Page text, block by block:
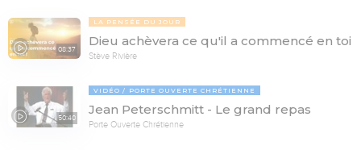
08:37
LA PENSÉE DU JOUR
Dieu achèvera ce qu'il a commencé en toi
Stève Rivière
50:40
VIDÉO PORTE OUVERTE CHRÉTIENNE
Jean Peterschmitt - Le grand repas
Porte Ouverte Chrétienne